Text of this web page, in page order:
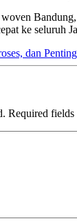
ke seluruh
dan
Required fields